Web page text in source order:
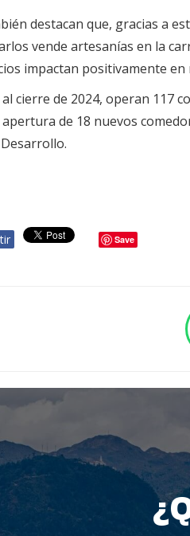
destacan que, gracias a
vende artesanías en la
impactan positivamente
cierre de 2024, operan 117
de 18 nuevos
Save